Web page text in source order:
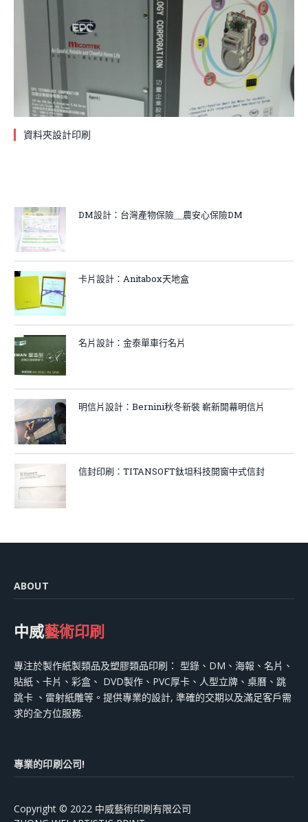
資料夾設計印刷
DM設計：台灣產物保險＿農安心保險DM
卡片設計：Anitabox天地盒
名片設計：金泰單車行名片
明信片設計：Bernini秋冬新裝 嶄新開幕明信片
信封印刷：TITANSOFT鈦坦科技開窗中式信封
ABOUT
中威藝術印刷
專注於製作紙製類品及塑膠類品印刷： 型錄、DM、海報、名片、
貼紙、卡片、彩盒、 DVD製作、PVC厚卡、人型立牌、桌曆、跳
跳卡 、雷射紙雕等。提供專業的設計, 準確的交期以及滿足客戶需
求的全方位服務.
專業的印刷公司!
Copyright © 2022 中威藝術印刷有限公司